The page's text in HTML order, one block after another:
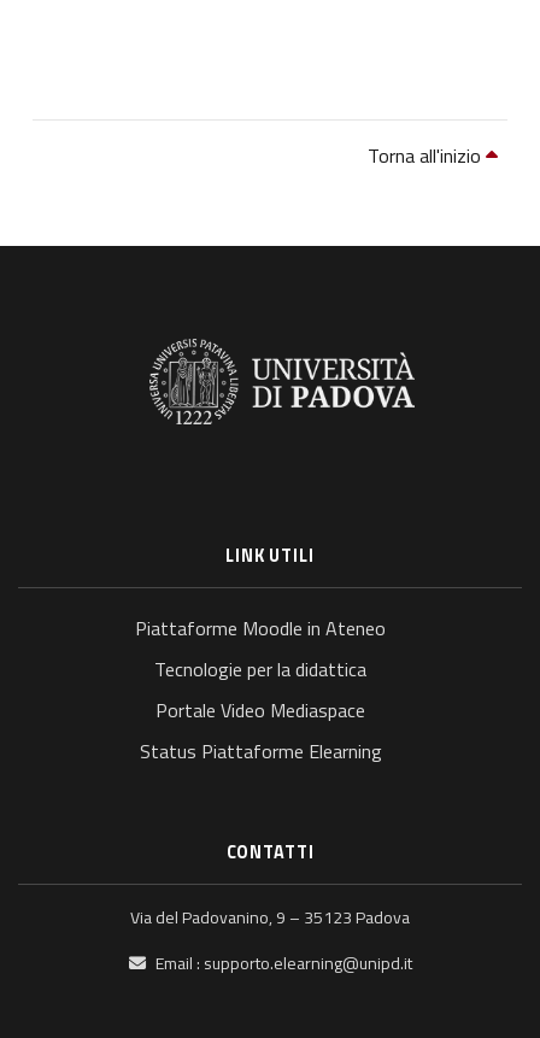
Torna all'inizio
LINK UTILI
Piattaforme Moodle in Ateneo
Tecnologie per la didattica
Portale Video Mediaspace
Status Piattaforme Elearning
CONTATTI
Via del Padovanino, 9 – 35123 Padova
Email : supporto.elearning@unipd.it